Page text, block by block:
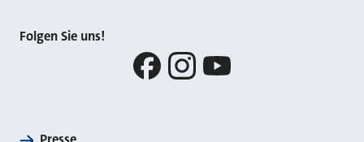
Folgen Sie uns!